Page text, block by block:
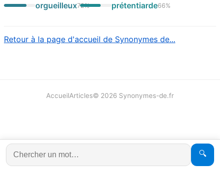
orgueilleux72% prétentiarde66%
Retour à la page d'accueil de Synonymes de...
🔍
AccueilArticles© 2026 Synonymes-de.fr